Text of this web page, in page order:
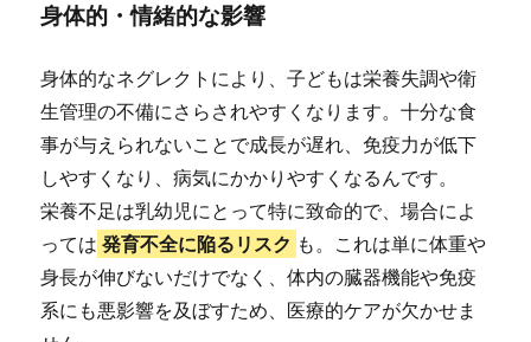
身体的・情緒的な影響
身体的なネグレクトにより、子どもは栄養失調や衛
生管理の不備にさらされやすくなります。十分な食
事が与えられないことで成長が遅れ、免疫力が低下
しやすくなり、病気にかかりやすくなるんです。
栄養不足は乳幼児にとって特に致命的で、場合によ
っては 発育不全に陥るリスク も。これは単に体重や
身長が伸びないだけでなく、体内の臓器機能や免疫
系にも悪影響を及ぼすため、医療的ケアが欠かせま